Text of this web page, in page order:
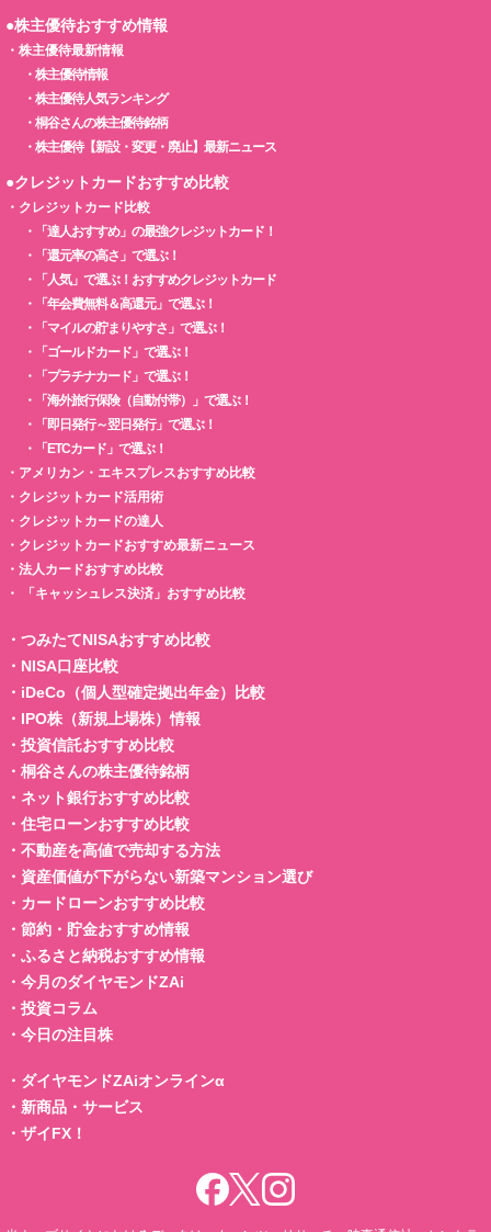
●株主優待おすすめ情報
・ 株主優待最新情報
・ 株主優待情報
・ 株主優待人気ランキング
・ 桐谷さんの株主優待銘柄
・ 株主優待【新設・変更・廃止】最新ニュース
●クレジットカードおすすめ比較
・ クレジットカード比較
・
「達人おすすめ」の最強クレジットカード！
・
「還元率の高さ」で選ぶ！
・
「人気」で選ぶ！おすすめクレジットカード
・
「年会費無料＆高還元」で選ぶ！
・
「マイルの貯まりやすさ」で選ぶ！
・
「ゴールドカード」で選ぶ！
・
「プラチナカード」で選ぶ！
・
「海外旅行保険（自動付帯）」で選ぶ！
・
「即日発行～翌日発行」で選ぶ！
・
「ETCカード」で選ぶ！
・ アメリカン・エキスプレスおすすめ比較
・ クレジットカード活用術
・ クレジットカードの達人
・ クレジットカードおすすめ最新ニュース
・ 法人カードおすすめ比較
・
「キャッシュレス決済」おすすめ比較
・ つみたてNISAおすすめ比較
・ NISA口座比較
・ iDeCo（個人型確定拠出年金）比較
・ IPO株（新規上場株）情報
・ 投資信託おすすめ比較
・ 桐谷さんの株主優待銘柄
・ ネット銀行おすすめ比較
・ 住宅ローンおすすめ比較
・ 不動産を高値で売却する方法
・ 資産価値が下がらない新築マンション選び
・ カードローンおすすめ比較
・ 節約・貯金おすすめ情報
・ ふるさと納税おすすめ情報
・ 今月のダイヤモンドZAi
・ 投資コラム
・ 今日の注目株
・ ダイヤモンドZAiオンラインα
・ 新商品・サービス
・ ザイFX！